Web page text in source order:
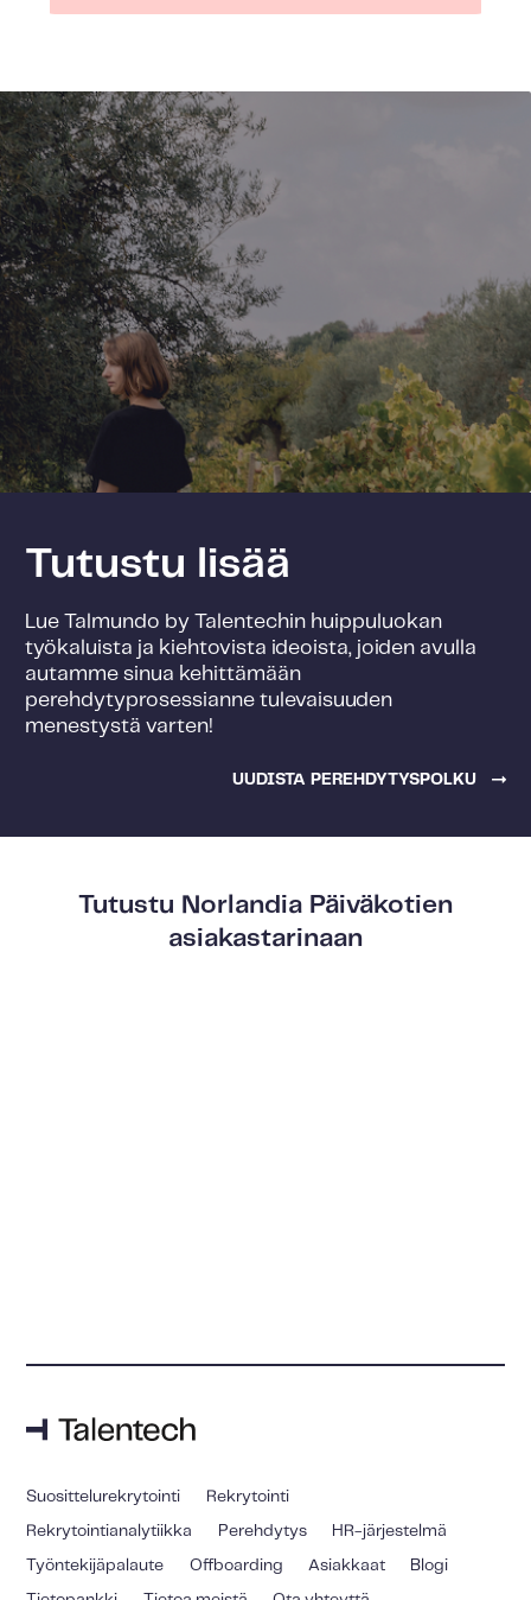
Tutustu lisää
Lue Talmundo by Talentechin huippuluokan
työkaluista ja kiehtovista ideoista, joiden avulla
autamme sinua kehittämään
perehdytyprosessianne tulevaisuuden
menestystä varten!
UUDISTA PEREHDYTYSPOLKU
Tutustu Norlandia Päiväkotien
asiakastarinaan
Suosittelurekrytointi Rekrytointi
Rekrytointianalytiikka Perehdytys HR-järjestelmä
Työntekijäpalaute Offboarding Asiakkaat Blogi